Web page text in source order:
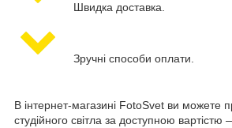
Швидка доставка.
Зручні способи оплати.
В інтернет-магазині FotoSvet ви можете
студійного світла за доступною вартістю